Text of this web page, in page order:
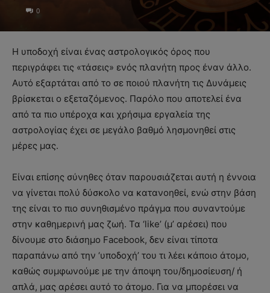
0
Η υποδοχή είναι ένας αστρολογικός όρος που
περιγράφει τις «τάσεις» ενός πλανήτη προς έναν άλλο.
Αυτό εξαρτάται από το σε ποιού πλανήτη τις Δυνάμεις
βρίσκεται ο εξεταζόμενος. Παρόλο που αποτελεί ένα
από τα πιο υπέροχα και χρήσιμα εργαλεία της
αστρολογίας έχει σε μεγάλο βαθμό λησμονηθεί στις
μέρες μας.
Είναι επίσης σύνηθες όταν παρουσιάζεται αυτή η έννοια
να γίνεται πολύ δύσκολο να κατανοηθεί, ενώ στην βάση
της είναι το πιο συνηθισμένο πράγμα που συναντούμε
στην καθημερινή μας ζωή. Τα ‘like’ (μ’ αρέσει) που
δίνουμε στο διάσημο Facebook, δεν είναι τίποτα
παραπάνω από την ‘υποδοχή’ του τι λέει κάποιο άτομο,
καθώς συμφωνούμε με την άποψη του/δημοσίευση/ ή
απλά, μας αρέσει αυτό το άτομο. Για να μπορέσει να